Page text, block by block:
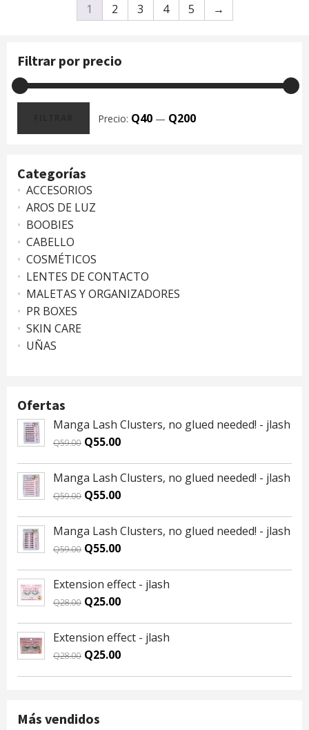
Filtrar por precio
Precio
Precio
Precio: Q40 — Q200
Categorías
ACCESORIOS
AROS DE LUZ
BOOBIES
CABELLO
COSMÉTICOS
LENTES DE CONTACTO
MALETAS Y ORGANIZADORES
PR BOXES
SKIN CARE
UÑAS
Ofertas
Manga Lash Clusters, no glued needed! - jlash
Q59.00 Original
was:
Q59.00.
Q55.00Current
is:
Q55.00.
Manga Lash Clusters, no glued needed! - jlash
Q59.00 Original
was:
Q59.00.
Q55.00Current
is:
Q55.00.
Manga Lash Clusters, no glued needed! - jlash
Q59.00 Original
was:
Q59.00.
Q55.00Current
is:
Q55.00.
Extension effect - jlash
Q28.00 Original
was:
Q28.00.
Q25.00Current
is:
Q25.00.
Extension effect - jlash
Q28.00 Original
Q25.00Current
Más vendidos
1 2 3 4 5 →